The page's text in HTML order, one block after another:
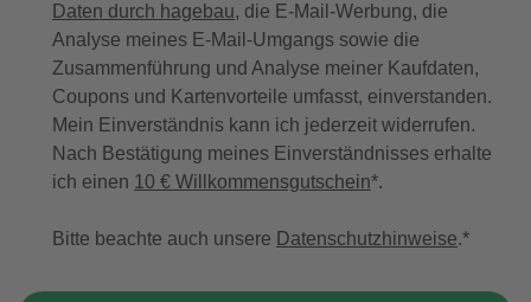
Daten durch hagebau, die E-Mail-Werbung, die
Analyse meines E-Mail-Umgangs sowie die
Zusammenführung und Analyse meiner Kaufdaten,
Coupons und Kartenvorteile umfasst, einverstanden.
Mein Einverständnis kann ich jederzeit widerrufen.
Nach Bestätigung meines Einverständnisses erhalte
ich einen 10 € Willkommensgutschein*.
Bitte beachte auch unsere Datenschutzhinweise.